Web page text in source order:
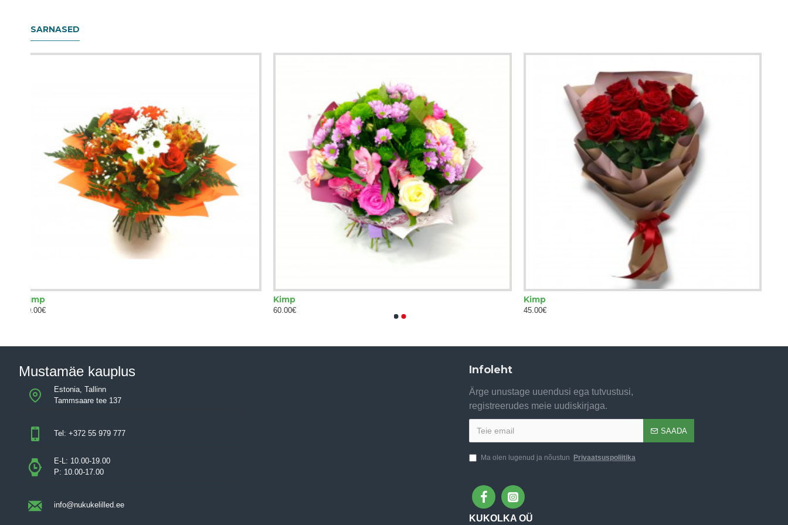
SARNASED
Kimp
60.00€
Kimp
45.00€
Kimp
60.00€
Mustamäe kauplus
Estonia, Tallinn
Tammsaare tee 137
Tel: +372 55 979 777
E-L: 10.00-19.00
P: 10.00-17.00
info@nukukelilled.ee
Infoleht
Ärge unustage uuendusi ega tutvustusi,
registreerudes meie uudiskirjaga.
SAADA
Ma olen lugenud ja nõustun Privaatsuspoliitika
KUKOLKA OÜ